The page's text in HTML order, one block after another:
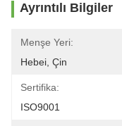
Ayrıntılı Bilgiler
Menşe Yeri:
Hebei, Çin
Sertifika:
ISO9001